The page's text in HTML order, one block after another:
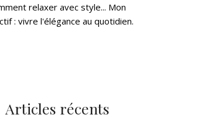
relaxer avec style... Mon
: vivre l'élégance au quotidien.
Articles récents